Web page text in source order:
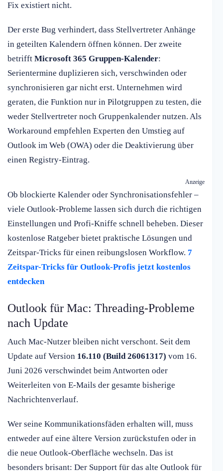
Fix existiert nicht.
Der erste Bug verhindert, dass Stellvertreter Anhänge
in geteilten Kalendern öffnen können. Der zweite
betrifft Microsoft 365 Gruppen-Kalender:
Serientermine duplizieren sich, verschwinden oder
synchronisieren gar nicht erst. Unternehmen wird
geraten, die Funktion nur in Pilotgruppen zu testen, die
weder Stellvertreter noch Gruppenkalender nutzen. Als
Workaround empfehlen Experten den Umstieg auf
Outlook im Web (OWA) oder die Deaktivierung über
einen Registry-Eintrag.
Anzeige
Ob blockierte Kalender oder Synchronisationsfehler –
viele Outlook-Probleme lassen sich durch die richtigen
Einstellungen und Profi-Kniffe schnell beheben. Dieser
kostenlose Ratgeber bietet praktische Lösungen und
Zeitspar-Tricks für einen reibungslosen Workflow. 7
Zeitspar-Tricks für Outlook-Profis jetzt kostenlos
entdecken
Outlook für Mac: Threading-Probleme
nach Update
Auch Mac-Nutzer bleiben nicht verschont. Seit dem
Update auf Version 16.110 (Build 26061317) vom 16.
Juni 2026 verschwindet beim Antworten oder
Weiterleiten von E-Mails der gesamte bisherige
Nachrichtenverlauf.
Wer seine Kommunikationsfäden erhalten will, muss
entweder auf eine ältere Version zurückstufen oder in
die neue Outlook-Oberfläche wechseln. Das ist
besonders brisant: Der Support für das alte Outlook für